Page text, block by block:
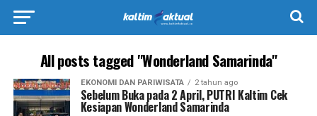
All posts tagged "Wonderland Samarinda"
EKONOMI DAN PARIWISATA 2 tahun ago
Sebelum Buka pada 2 April, PUTRI Kaltim Cek
Kesiapan Wonderland Samarinda